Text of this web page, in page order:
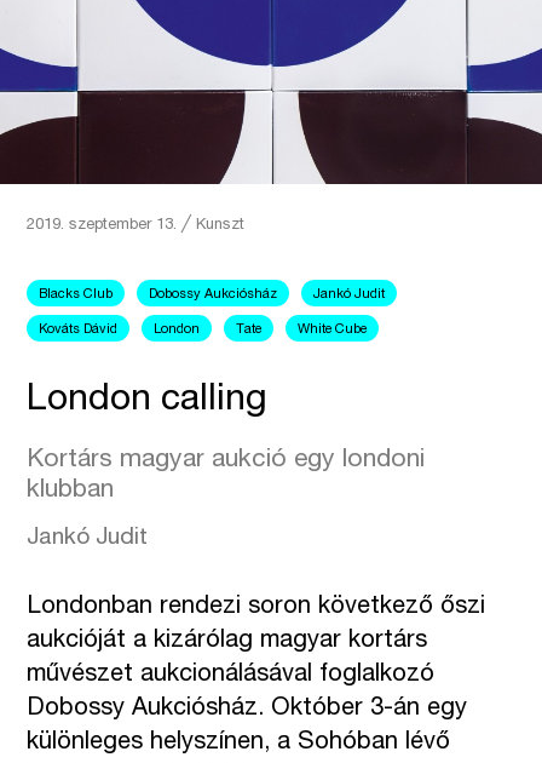
2019. szeptember 13.╱ Kunszt
Blacks Club Dobossy Aukciósház Jankó Judit
Kováts Dávid London Tate White Cube
London calling
Kortárs magyar aukció egy londoni
klubban
Jankó Judit
Londonban rendezi soron következő őszi
aukcióját a kizárólag magyar kortárs
művészet aukcionálásával foglalkozó
Dobossy Aukciósház. Október 3-án egy
különleges helyszínen, a Sohóban lévő